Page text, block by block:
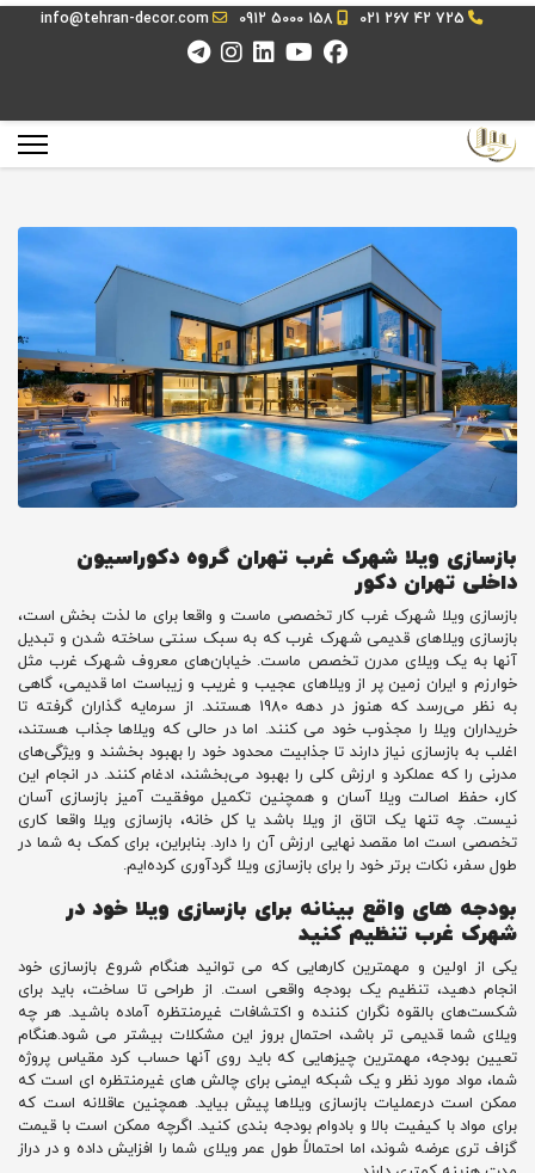
021 267 42 725
0912 5000 158
info@tehran-decor.com
بازسازی ویلا شهرک غرب تهران گروه دکوراسیون
داخلی تهران دکور
بازسازی ویلا شهرک غرب کار تخصصی ماست و واقعا برای ما لذت بخش است،
بازسازی ویلاهای قدیمی شهرک غرب که به سبک سنتی ساخته شدن و تبدیل
آنها به یک ویلای مدرن تخصص ماست. خیابان‌های معروف شهرک غرب مثل
خوارزم و ایران زمین پر از ویلاهای عجیب و غریب و زیباست اما قدیمی، گاهی
به نظر می‌رسد که هنوز در دهه 1980 هستند. از سرمایه گذاران گرفته تا
خریداران ویلا را مجذوب خود می کنند. اما در حالی که ویلاها جذاب هستند،
اغلب به بازسازی نیاز دارند تا جذابیت محدود خود را بهبود بخشند و ویژگی‌های
مدرنی را که عملکرد و ارزش کلی را بهبود می‌بخشند، ادغام کنند. در انجام این
کار، حفظ اصالت ویلا آسان و همچنین تکمیل موفقیت آمیز بازسازی آسان
نیست. چه تنها یک اتاق از ویلا باشد یا کل خانه، بازسازی ویلا واقعا کاری
تخصصی است اما مقصد نهایی ارزش آن را دارد. بنابراین، برای کمک به شما در
طول سفر، نکات برتر خود را برای بازسازی ویلا گردآوری کرده‌ایم.
بودجه های واقع بینانه برای بازسازی ویلا خود در
شهرک غرب تنظیم کنید
یکی از اولین و مهمترین کارهایی که می توانید هنگام شروع بازسازی خود
انجام دهید، تنظیم یک بودجه واقعی است. از طراحی تا ساخت، باید برای
شکست‌های بالقوه نگران ‌کننده و اکتشافات غیرمنتظره آماده باشید. هر چه
ویلای شما قدیمی تر باشد، احتمال بروز این مشکلات بیشتر می شود.هنگام
تعیین بودجه، مهمترین چیزهایی که باید روی آنها حساب کرد مقیاس پروژه
شما، مواد مورد نظر و یک شبکه ایمنی برای چالش های غیرمنتظره ای است که
ممکن است درعملیات بازسازی ویلاها پیش بیاید. همچنین عاقلانه است که
برای مواد با کیفیت بالا و بادوام بودجه بندی کنید. اگرچه ممکن است با قیمت
گزاف تری عرضه شوند، اما احتمالاً طول عمر ویلای شما را افزایش داده و در دراز